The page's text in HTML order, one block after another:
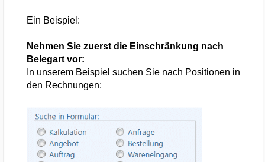
Ein Beispiel:
Nehmen Sie zuerst die Einschränkung nach
Belegart vor:
In unserem Beispiel suchen Sie nach Positionen in
den Rechnungen: